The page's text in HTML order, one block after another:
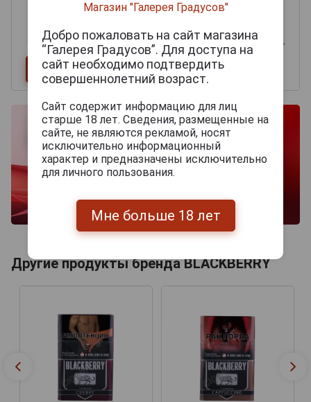
Другие продукты бренда BLACKBERRY
Магазин "Галерея Градусов"
Добро пожаловать на сайт магазина
“Галерея Градусов”. Для доступа на
сайт необходимо подтвердить
совершеннолетний возраст.
Сайт содержит информацию для лиц
старше 18 лет. Сведения, размещенные на
сайте, не являются рекламой, носят
исключительно информационный
характер и предназначены исключительно
для личного пользования.
Мне больше 18 лет